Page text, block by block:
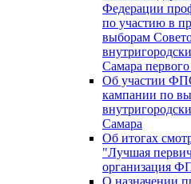
Федерации
по участию в
выборам
Самара
Об участии
кампании по
Самара
Об итогах
"Лучшая
организация
О назначении